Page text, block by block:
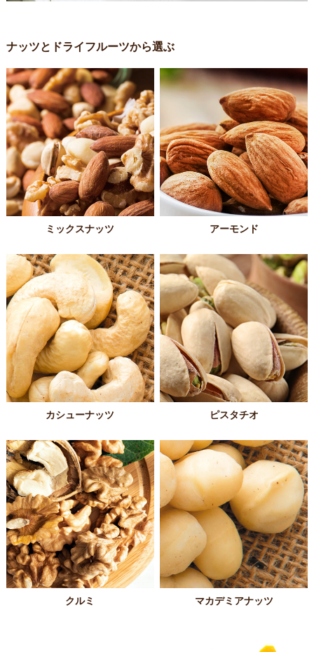
ナッツとドライフルーツから選ぶ
ミックスナッツ アーモンド
カシューナッツ ピスタチオ
クルミ マカデミアナッツ